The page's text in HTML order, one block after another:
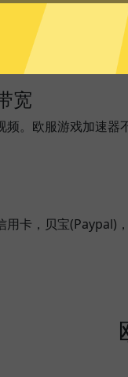
需要加速的本地流量
速。全局模式则所有
宽
频。欧服游戏加速器
用卡，贝宝(Paypal)